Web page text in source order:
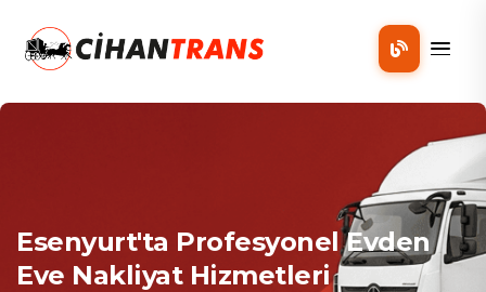
Mobil
Esenyurt'ta Profesyonel Evden
Eve Nakliyat Hizmetleri